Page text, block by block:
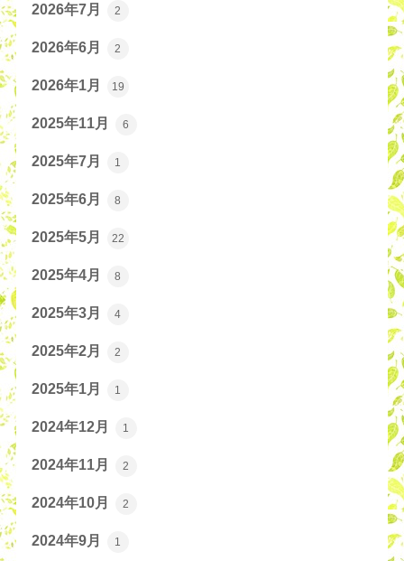
2026年7月 2
2026年6月 2
2026年1月 19
2025年11月 6
2025年7月 1
2025年6月 8
2025年5月 22
2025年4月 8
2025年3月 4
2025年2月 2
2025年1月 1
2024年12月 1
2024年11月 2
2024年10月 2
2024年9月 1